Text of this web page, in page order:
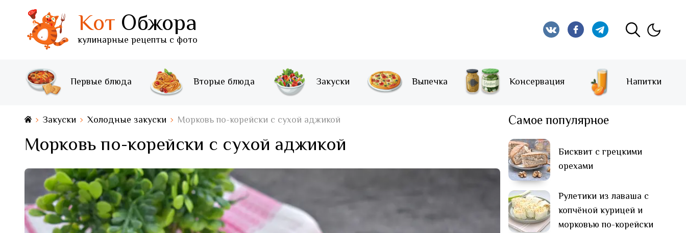
Кот Обжора
кулинарные рецепты с фото
Первые блюда Вторые блюда Закуски Выпечка Консервация Напитки
Закуски Холодные закуски Морковь по-корейски с сухой аджикой
Морковь по-корейски с сухой аджикой
Самое популярное
Бисквит с грецкими
орехами
Рулетики из лаваша с
копчёной курицей и
морковью по-корейски